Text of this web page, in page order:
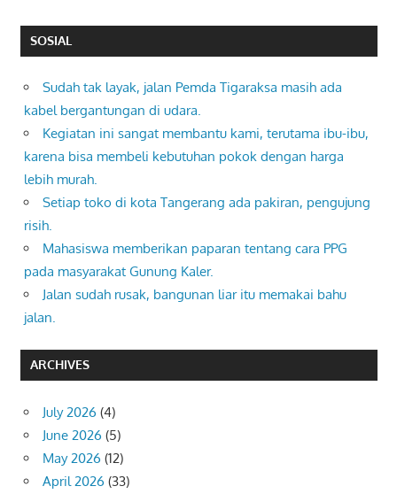
SOSIAL
Sudah tak layak, jalan Pemda Tigaraksa masih ada
kabel bergantungan di udara.
Kegiatan ini sangat membantu kami, terutama ibu-ibu,
karena bisa membeli kebutuhan pokok dengan harga
lebih murah.
Setiap toko di kota Tangerang ada pakiran, pengujung
risih.
Mahasiswa memberikan paparan tentang cara PPG
pada masyarakat Gunung Kaler.
Jalan sudah rusak, bangunan liar itu memakai bahu
jalan.
ARCHIVES
July 2026 (4)
June 2026 (5)
May 2026 (12)
April 2026 (33)